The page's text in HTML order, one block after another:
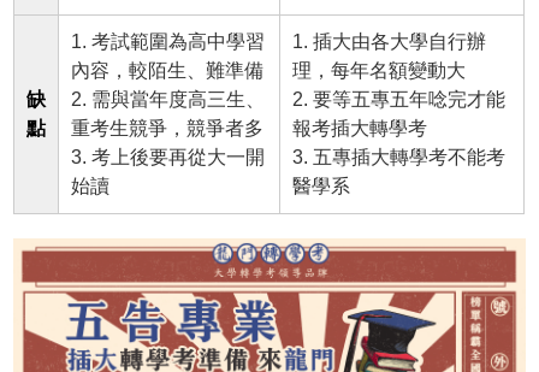
缺
點
1. 考試範圍為高中學習
內容，較陌生、難準備
2. 需與當年度高三生、
重考生競爭，競爭者多
3. 考上後要再從大一開
始讀
1. 插大由各大學自行辦
理，每年名額變動大
2. 要等五專五年唸完才能
報考插大轉學考
3. 五專插大轉學考不能考
醫學系